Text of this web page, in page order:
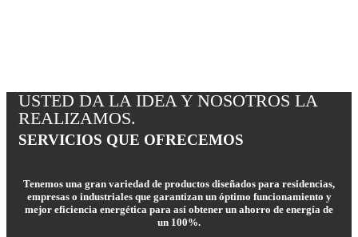
USTED DA LA IDEA Y NOSOTROS LA
REALIZAMOS.
SERVICIOS QUE OFRECEMOS
Tenemos una gran variedad de productos diseñados para residencias,
empresas o industriales que garantizan un óptimo funcionamiento y
mejor eficiencia energética para así obtener un ahorro de energía de
un 100%.